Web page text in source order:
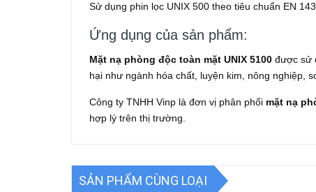
Sử dụng phin lọc UNIX 500 theo tiêu chuẩn EN
Ứng dụng của sản phẩm:
Mặt nạ phòng độc toàn mặt UNIX 5100 được sử
hại như ngành hóa chất, luyện kim, nông nghiệp,
Công ty TNHH Vinp là đơn vị phân phối mặt nạ
hợp lý trên thị trường.
SẢN PHẨM CÙNG LOẠI